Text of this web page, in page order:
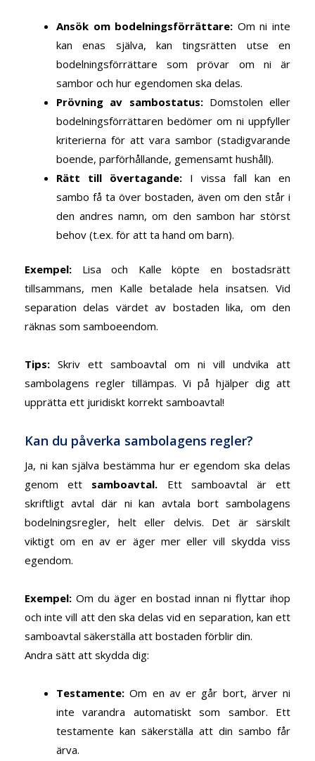
Ansök om bodelningsförrättare: Om ni inte
kan enas själva, kan tingsrätten utse en
bodelningsförrättare som prövar om ni är
sambor och hur egendomen ska delas.
Prövning av sambostatus:Domstolen eller
bodelningsförrättaren bedömer om ni uppfyller
kriterierna för att vara sambor (stadigvarande
boende, parförhållande, gemensamt hushåll).
Rätt till övertagande: I vissa fall kan en
sambo få ta över bostaden, även om den står i
den andres namn, om den sambon har störst
behov (t.ex. för att ta hand om barn).
Exempel: Lisa och Kalle köpte en bostadsrätt
tillsammans, men Kalle betalade hela insatsen. Vid
separation delas värdet av bostaden lika, om den
räknas som samboeendom.
Tips: Skriv ett samboavtal om ni vill undvika att
sambolagens regler tillämpas. Vi på hjälper dig att
upprätta ett juridiskt korrekt samboavtal!
Kan du påverka sambolagens regler?
Ja, ni kan själva bestämma hur er egendom ska delas
genom ett samboavtal. Ett samboavtal är ett
skriftligt avtal där ni kan avtala bort sambolagens
bodelningsregler, helt eller delvis. Det är särskilt
viktigt om en av er äger mer eller vill skydda viss
egendom.
Exempel: Om du äger en bostad innan ni flyttar ihop
och inte vill att den ska delas vid en separation, kan ett
samboavtal säkerställa att bostaden förblir din.
Andra sätt att skydda dig:
Testamente: Om en av er går bort, ärver ni
inte varandra automatiskt som sambor. Ett
testamente kan säkerställa att din sambo får
ärva.